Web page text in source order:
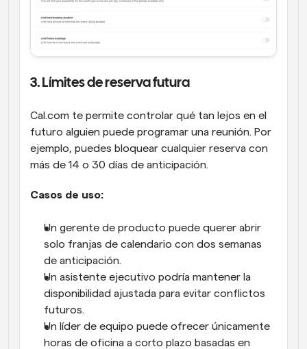
3. Límites de reserva futura
Cal.com te permite controlar qué tan lejos en el
futuro alguien puede programar una reunión. Por
ejemplo, puedes bloquear cualquier reserva con
más de 14 o 30 días de anticipación.
Casos de uso:
Un gerente de producto puede querer abrir
solo franjas de calendario con dos semanas
de anticipación.
Un asistente ejecutivo podría mantener la
disponibilidad ajustada para evitar conflictos
futuros.
Un líder de equipo puede ofrecer únicamente
horas de oficina a corto plazo basadas en